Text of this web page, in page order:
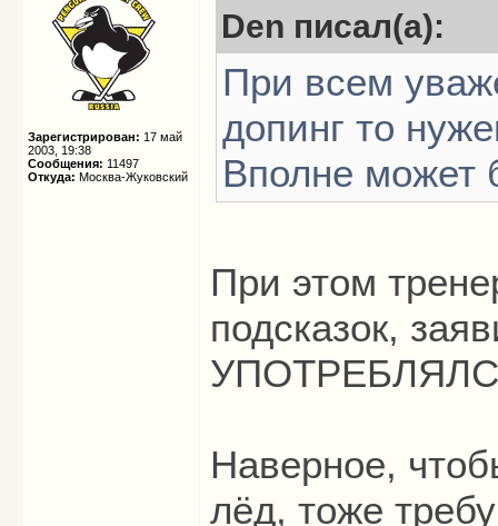
Зарегистрирован: 17 май
2003, 19:38
Сообщения: 11497
Откуда: Москва-Жуковский
Den писал(а):
При всем
допинг то
Вполне может
При этом
подсказок,
Наверное,
лёд, тоже